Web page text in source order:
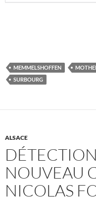
MEMMELSHOFFEN
SURBOURG
ALSACE
NOUVEAU
NICOLAS